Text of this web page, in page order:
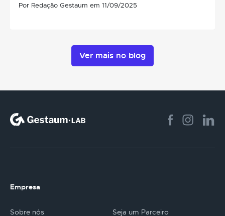
Por Redação Gestaum em 11/09/2025
Ver mais no blog
Empresa
Sobre nós Seja um Parceiro